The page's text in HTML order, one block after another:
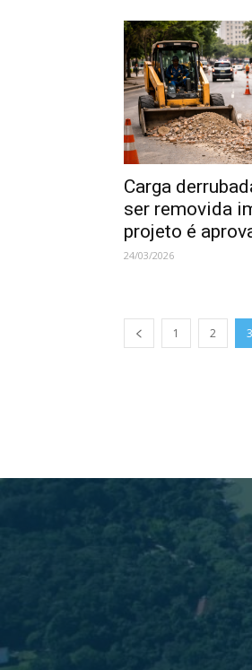
Carga
ser removida
projeto é
24/03/2026
1 2 3